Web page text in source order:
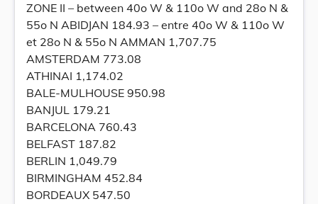
ZONE II – between 40o W & 110o W and 28o N &
55o N ABIDJAN 184.93 – entre 40o W & 110o W
et 28o N & 55o N AMMAN 1,707.75
AMSTERDAM 773.08
ATHINAI 1,174.02
BALE-MULHOUSE 950.98
BANJUL 179.21
BARCELONA 760.43
BELFAST 187.82
BERLIN 1,049.79
BIRMINGHAM 452.84
BORDEAUX 547.50